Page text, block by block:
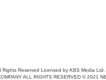
Reserved Licensed by KBS Media
ALL RIGHTS RESERVED © 2021